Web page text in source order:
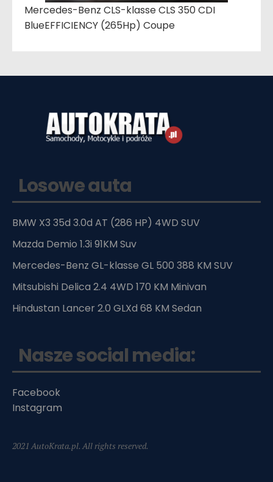
Mercedes-Benz CLS-klasse CLS 350 CDI
BlueEFFICIENCY (265Hp) Coupe
Losowe auta
BMW X3 35d 3.0d AT (286 HP) 4WD SUV
Mazda Demio 1.3i 91KM Suv
Mercedes-Benz GL-klasse GL 500 388 KM SUV
Mitsubishi Delica 2.4 4WD 170 KM Minivan
Hindustan Lancer 2.0 GLXd 68 KM Sedan
Nasze social media:
Facebook
Instagram
2021 AutoKrata.pl. All rights reserved.